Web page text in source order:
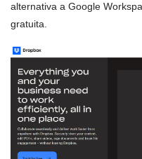
alternativa a Google
gratuita.